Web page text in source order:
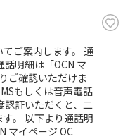
ご案内します。 通
明細は「OCN マ
ご確認いただけま
もしくは音声電話
認証いただくと、二
。 以下より通話明
マイページ OC